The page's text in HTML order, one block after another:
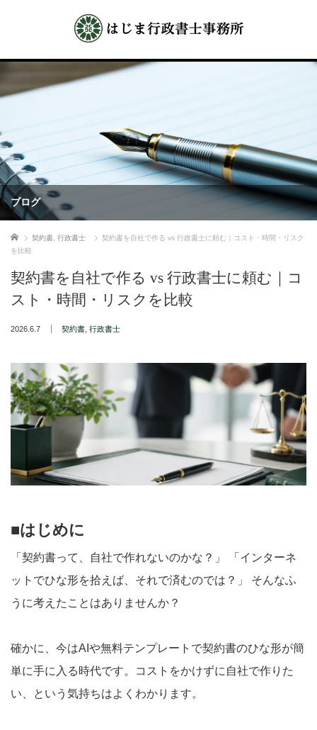
ブログ
ホーム 契約書 行政書士
契約書を自社で作る vs 行政書士に頼む｜コスト・時間・リスク
を比較
契約書を自社で作る vs 行政書士に頼む｜コ
スト・時間・リスクを比較
2026.6.7 契約書 行政書士
■はじめに
「契約書って、自社で作れないのかな？」 「インターネ
ットでひな形を拾えば、それで済むのでは？」 そんなふ
うに考えたことはありませんか？
確かに、今はAIや無料テンプレートで契約書のひな形が簡
単に手に入る時代です。コストをかけずに自社で作りた
い、という気持ちはよくわかります。